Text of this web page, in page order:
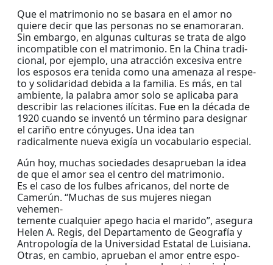
Que el matrimonio no se basara en el amor no
quiere decir que las personas no se enamoraran.
Sin embargo, en algunas culturas se trata de algo
incompatible con el matrimonio. En la China tradi-
cional, por ejemplo, una atracción excesiva entre
los esposos era tenida como una amenaza al respe-
to y solidaridad debida a la familia. Es más, en tal
ambiente, la palabra amor solo se aplicaba para
describir las relaciones ilícitas. Fue en la década de
1920 cuando se inventó un término para designar
el cariño entre cónyuges. Una idea tan
radicalmente nueva exigía un vocabulario especial.
Aún hoy, muchas sociedades desaprueban la idea
de que el amor sea el centro del matrimonio.
Es el caso de los fulbes africanos, del norte de
Camerún. “Muchas de sus mujeres niegan
vehemen-
temente cualquier apego hacia el marido”, asegura
Helen A. Regis, del Departamento de Geografía y
Antropología de la Universidad Estatal de Luisiana.
Otras, en cambio, aprueban el amor entre espo-